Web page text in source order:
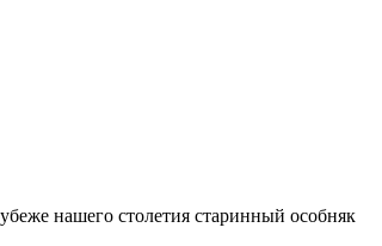
нашего столетия старинный особняк